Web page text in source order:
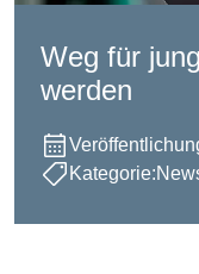
Weg für
werden
Kategorie: